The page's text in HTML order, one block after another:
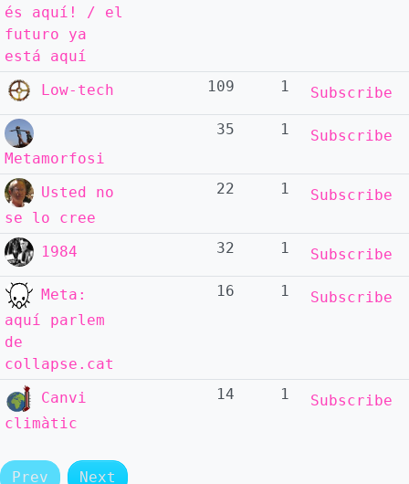
és aquí! / el
futuro ya
está aquí
Low-tech 109 1 Subscribe
Metamorfosi
35 1 Subscribe
Usted no
se lo cree
22 1 Subscribe
1984 32 1 Subscribe
Meta:
aquí parlem
de
collapse.cat
16 1 Subscribe
Canvi
climàtic
14 1 Subscribe
Prev Next